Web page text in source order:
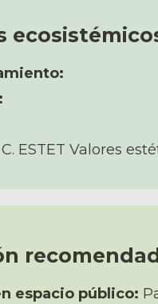
ESTET Valores
espacio público: